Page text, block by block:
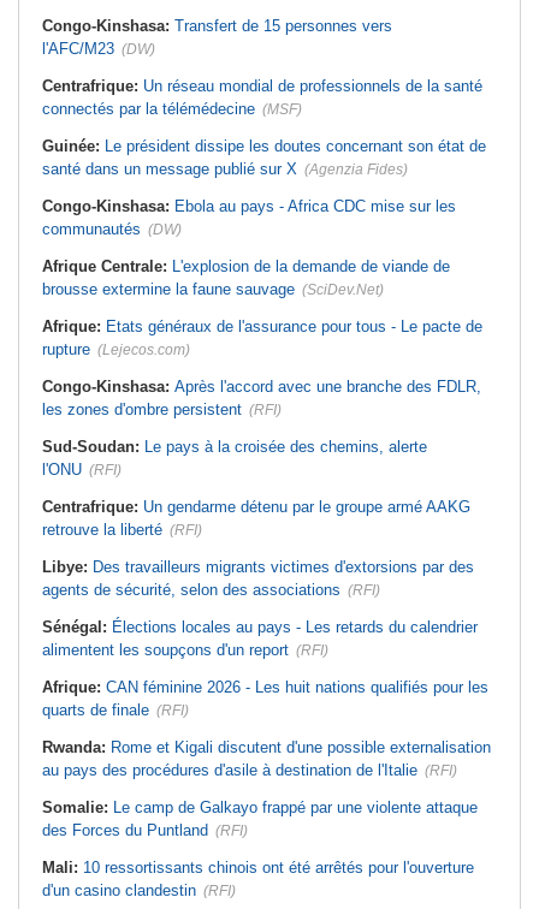
Congo-Kinshasa: Transfert de 15 personnes vers
l'AFC/M23 (DW)
Centrafrique: Un réseau mondial de professionnels de la santé
connectés par la télémédecine (MSF)
Guinée: Le président dissipe les doutes concernant son état de
santé dans un message publié sur X (Agenzia Fides)
Congo-Kinshasa: Ebola au pays - Africa CDC mise sur les
communautés (DW)
Afrique Centrale: L'explosion de la demande de viande de
brousse extermine la faune sauvage (SciDev.Net)
Afrique: Etats généraux de l'assurance pour tous - Le pacte de
rupture (Lejecos.com)
Congo-Kinshasa: Après l'accord avec une branche des FDLR,
les zones d'ombre persistent (RFI)
Sud-Soudan: Le pays à la croisée des chemins, alerte
l'ONU (RFI)
Centrafrique: Un gendarme détenu par le groupe armé AAKG
retrouve la liberté (RFI)
Libye: Des travailleurs migrants victimes d'extorsions par des
agents de sécurité, selon des associations (RFI)
Sénégal: Élections locales au pays - Les retards du calendrier
alimentent les soupçons d'un report (RFI)
Afrique: CAN féminine 2026 - Les huit nations qualifiés pour les
quarts de finale (RFI)
Rwanda: Rome et Kigali discutent d'une possible externalisation
au pays des procédures d'asile à destination de l'Italie (RFI)
Somalie: Le camp de Galkayo frappé par une violente attaque
des Forces du Puntland (RFI)
Mali: 10 ressortissants chinois ont été arrêtés pour l'ouverture
d'un casino clandestin (RFI)